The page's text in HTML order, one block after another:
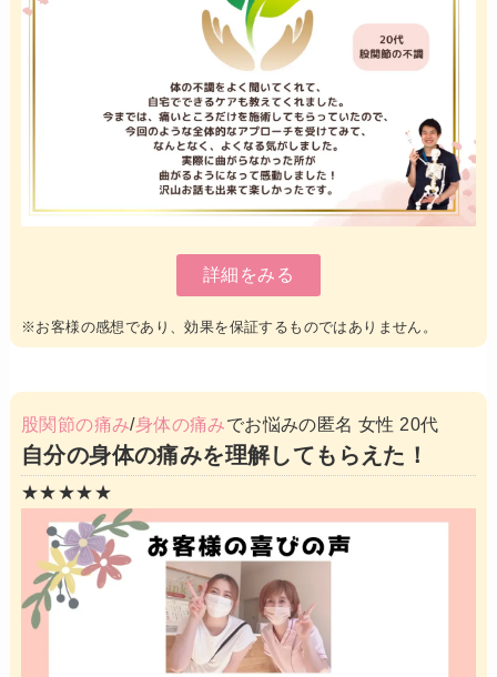
詳細をみる
※お客様の感想であり、効果を保証するものではありません。
股関節の痛み/身体の痛みでお悩みの匿名 女性 20代
自分の身体の痛みを理解してもらえた！
★★★★★